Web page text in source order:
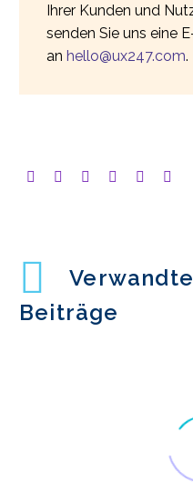
Ihrer Kunden und
senden Sie uns eine
an hello@ux247.com.
Verwandte
Beiträge